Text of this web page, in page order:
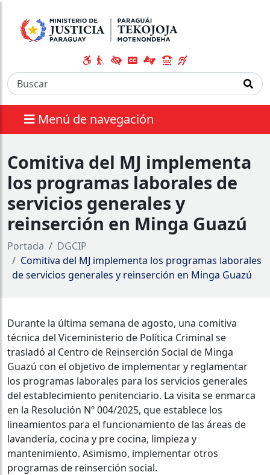
Menú de navegación
Comitiva del MJ implementa
los programas laborales de
servicios generales y
reinserción en Minga Guazú
Portada
DGCIP
Comitiva del MJ implementa los programas laborales
de servicios generales y reinserción en Minga Guazú
Durante la última semana de agosto, una comitiva
técnica del Viceministerio de Política Criminal se
trasladó al Centro de Reinserción Social de Minga
Guazú con el objetivo de implementar y reglamentar
los programas laborales para los servicios generales
del establecimiento penitenciario. La visita se enmarca
en la Resolución Nº 004/2025, que establece los
lineamientos para el funcionamiento de las áreas de
lavandería, cocina y pre cocina, limpieza y
mantenimiento. Asimismo, implementar otros
programas de reinserción social.